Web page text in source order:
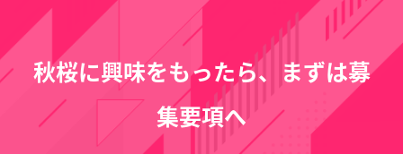
秋桜に興味をもったら、まずは募
集要項へ